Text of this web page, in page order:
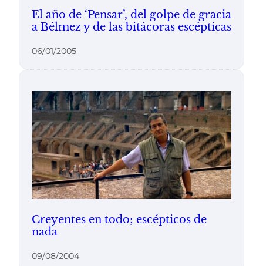
El año de ‘Pensar’, del golpe de gracia
a Bélmez y de las bitácoras escépticas
06/01/2005
Creyentes en todo; escépticos de
nada
09/08/2004